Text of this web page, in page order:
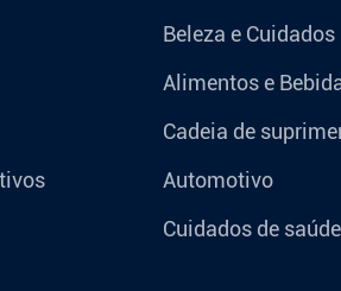
Beleza e
Alimentos e
Cadeia de
Automotivo
Cuidados de